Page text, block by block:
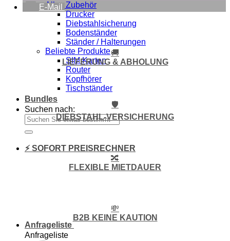
Alles Zubehör
Drucker
Diebstahlsicherung
Bodenständer
Ständer / Halterungen
Beliebte Produkte
SIM Karten
Router
Kopfhörer
Tischständer
Bundles
Suchen nach:
⚡ SOFORT PREISRECHNER
Anfrageliste
Anfrageliste
E-Mail
🚚
LIEFERUNG & ABHOLUNG
🛡️
DIEBSTAHL-VERSICHERUNG
🔀
FLEXIBLE MIETDAUER
💸
B2B KEINE KAUTION